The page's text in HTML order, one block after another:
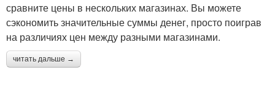
сравните цены в нескольких магазинах. Вы можете
сэкономить значительные суммы денег, просто поиграв
на различиях цен между разными магазинами.
читать дальше →